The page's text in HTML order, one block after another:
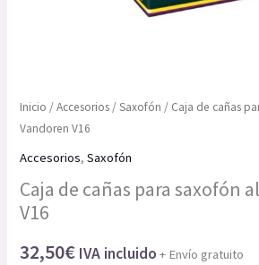
Inicio /Accesorios /Saxofón / Caja de cañas
Vandoren V16
Accesorios,Saxofón
Caja de cañas para saxofón
V16
32,50€ IVA incluido + Envío gratuito